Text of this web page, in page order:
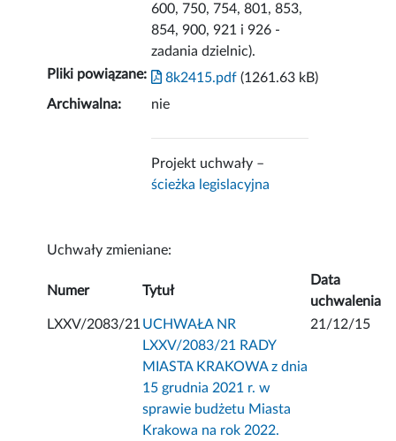
600, 750, 754, 801, 853,
854, 900, 921 i 926 -
zadania dzielnic).
Pliki powiązane: 8k2415.pdf (1261.63 kB)
Archiwalna:
nie
Projekt uchwały –
ścieżka legislacyjna
Uchwały zmieniane:
Numer Tytuł
Data
uchwalenia
LXXV/2083/21 UCHWAŁA NR
LXXV/2083/21 RADY
MIASTA KRAKOWA z dnia
15 grudnia 2021 r. w
sprawie budżetu Miasta
Krakowa na rok 2022.
21/12/15